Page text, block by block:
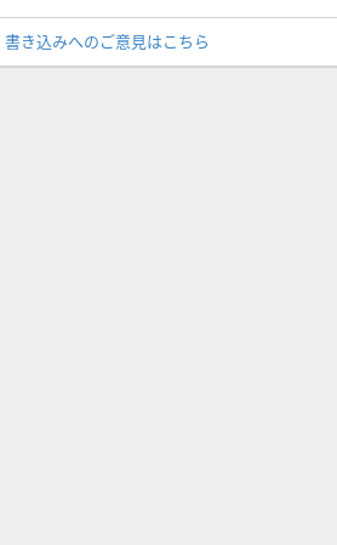
書き込みへのご意見はこちら